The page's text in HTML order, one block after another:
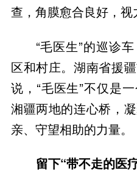
查，角膜愈合良好，视
“毛医生”的巡诊
区和村庄。湖南省援
说，“毛医生”不仅是
湘疆两地的连心桥，
亲、守望相助的力量。
留下“带不走的医